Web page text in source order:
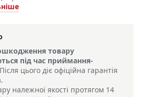
товару
під час приймання-
Після цього діє офіційна гарантія
належної якості протягом 14